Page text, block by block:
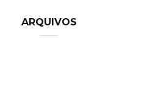
ARQUIVOS